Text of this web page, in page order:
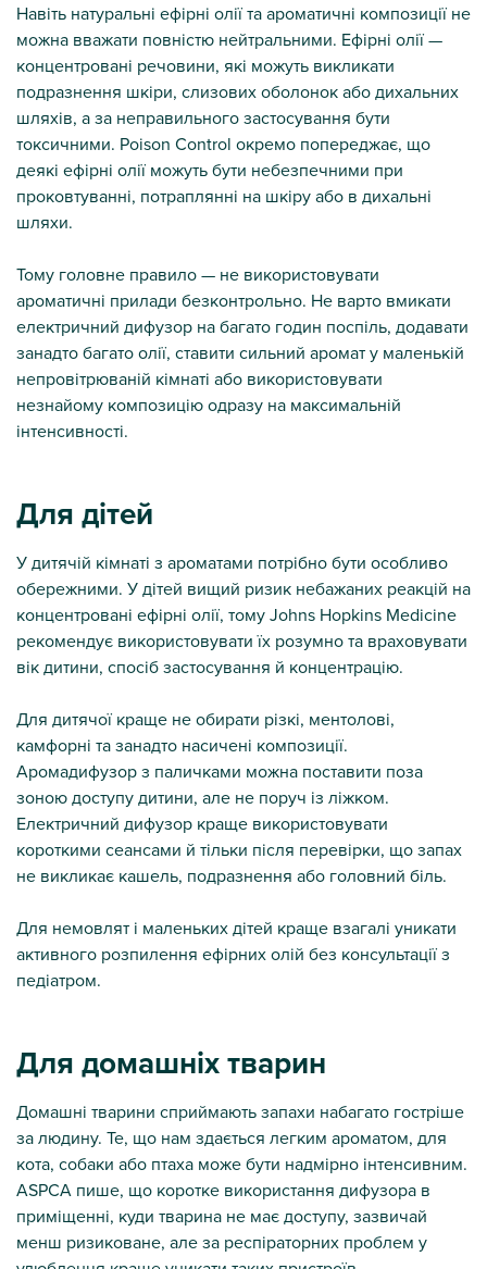
Навіть натуральні ефірні олії та ароматичні композиції не
можна вважати повністю нейтральними. Ефірні олії —
концентровані речовини, які можуть викликати
подразнення шкіри, слизових оболонок або дихальних
шляхів, а за неправильного застосування бути
токсичними. Poison Control окремо попереджає, що
деякі ефірні олії можуть бути небезпечними при
проковтуванні, потраплянні на шкіру або в дихальні
шляхи.
Тому головне правило — не використовувати
ароматичні прилади безконтрольно. Не варто вмикати
електричний дифузор на багато годин поспіль, додавати
занадто багато олії, ставити сильний аромат у маленькій
непровітрюваній кімнаті або використовувати
незнайому композицію одразу на максимальній
інтенсивності.
Для дітей
У дитячій кімнаті з ароматами потрібно бути особливо
обережними. У дітей вищий ризик небажаних реакцій на
концентровані ефірні олії, тому Johns Hopkins Medicine
рекомендує використовувати їх розумно та враховувати
вік дитини, спосіб застосування й концентрацію.
Для дитячої краще не обирати різкі, ментолові,
камфорні та занадто насичені композиції.
Аромадифузор з паличками можна поставити поза
зоною доступу дитини, але не поруч із ліжком.
Електричний дифузор краще використовувати
короткими сеансами й тільки після перевірки, що запах
не викликає кашель, подразнення або головний біль.
Для немовлят і маленьких дітей краще взагалі уникати
активного розпилення ефірних олій без консультації з
педіатром.
Для домашніх тварин
Домашні тварини сприймають запахи набагато гостріше
за людину. Те, що нам здається легким ароматом, для
кота, собаки або птаха може бути надмірно інтенсивним.
ASPCA пише, що коротке використання дифузора в
приміщенні, куди тварина не має доступу, зазвичай
менш ризиковане, але за респіраторних проблем у